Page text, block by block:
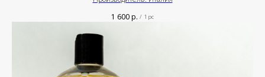
1 600р. / 1 pc